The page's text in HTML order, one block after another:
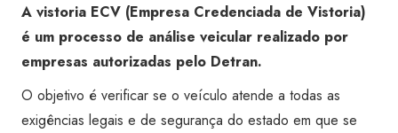
A vistoria ECV (Empresa Credenciada de Vistoria)
é um processo de análise veicular realizado por
empresas autorizadas pelo Detran.
O objetivo é verificar se o veículo atende a todas as
exigências legais e de segurança do estado em que se